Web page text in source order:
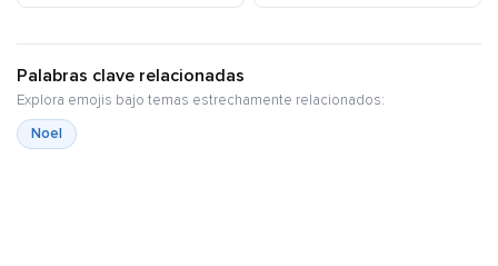
Palabras clave relacionadas
Explora emojis bajo temas estrechamente relacionados:
Noel